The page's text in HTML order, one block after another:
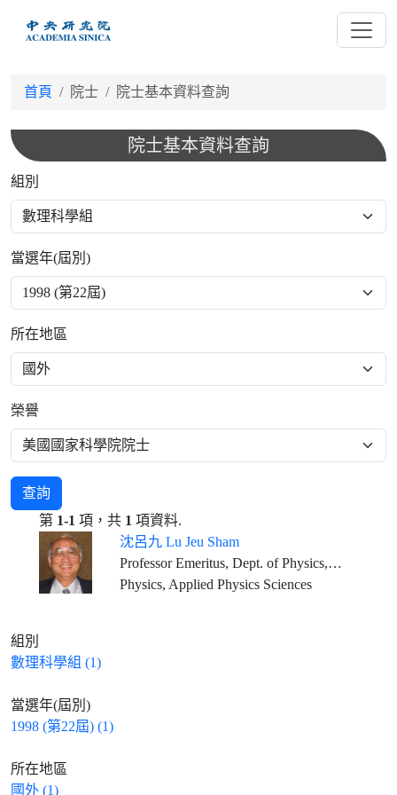
首頁 院士 院士基本資料查詢
院士基本資料查詢
組別
當選年(屆別)
所在地區
榮譽
查詢
第 1-1 項，共 1 項資料.
沈呂九 Lu Jeu Sham
Professor Emeritus, Dept. of Physics, University of California, San Diego
Physics, Applied Physics Sciences
組別
數理科學組 (1)
當選年(屆別)
1998 (第22屆) (1)
所在地區
國外 (1)